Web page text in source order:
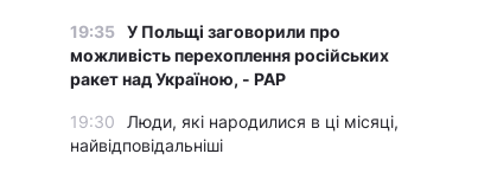
19:35 У Польщі заговорили про
можливість перехоплення російських
ракет над Україною, - PAP
19:30
Люди, які народилися в ці місяці,
найвідповідальніші